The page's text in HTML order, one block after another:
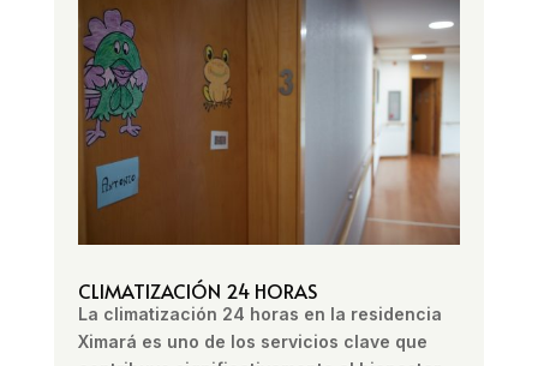
CLIMATIZACIÓN 24 HORAS
La climatización 24 horas en la residencia
Ximará es uno de los servicios clave que